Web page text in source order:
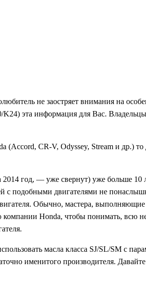
не заостряет внимания на
K24) эта информация для Вас.
CR-V, Odyssey, Stream и др.) то
год, — уже свернут) уже больше 10
с подобными двигателями не
Обычно, мастера,
компании Honda, чтобы понимать, всю
масла класса SJ/SL/SM с
именитого производителя. Давайте